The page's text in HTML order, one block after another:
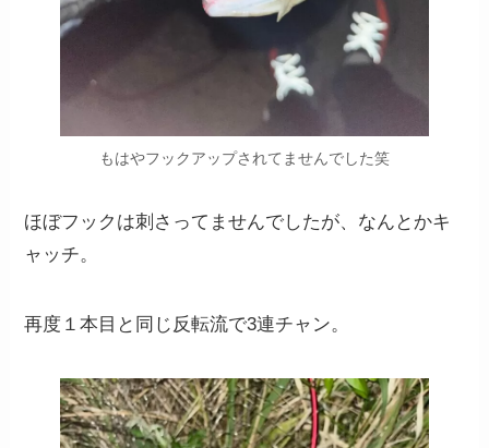
もはやフックアップされてませんでした笑
ほぼフックは刺さってませんでしたが、なんとかキ
ャッチ。
再度１本目と同じ反転流で3連チャン。